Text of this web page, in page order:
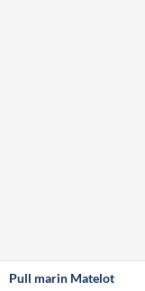
Pull marin Matelot